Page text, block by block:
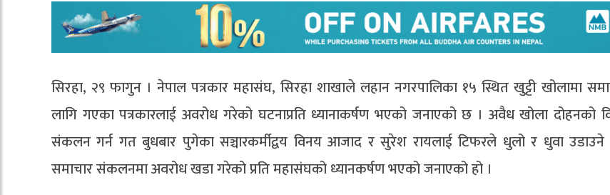
सिरहा, २९ फागुन । नेपाल पत्रकार महासंघ, सिरहा शाखाले लहान नगरपालिका १५ स्थित खुट्टी खोलामा
लागि गएका पत्रकारलाई अवरोध गरेको घटनाप्रति ध्यानाकर्षण भएको जनाएको छ । अवैध खोला दोहनको
संकलन गर्न गत बुधबार पुगेका सञ्चारकर्मीद्वय विनय आजाद र सुरेश रायलाई टिफरले धुलो र धुवा उडाउने
समाचार संकलनमा अवरोध खडा गरेको प्रति महासंघको ध्यानकर्षण भएको जनाएको हो ।